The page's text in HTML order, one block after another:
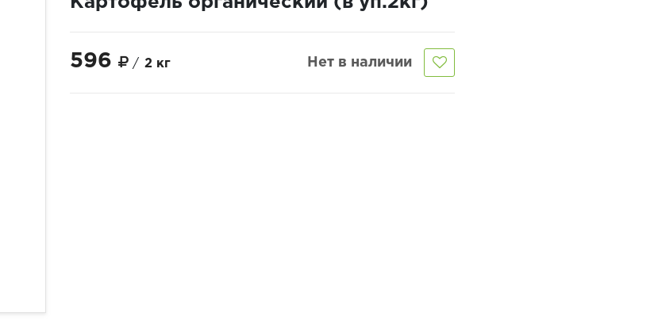
596 / 2 кг Нет в наличии